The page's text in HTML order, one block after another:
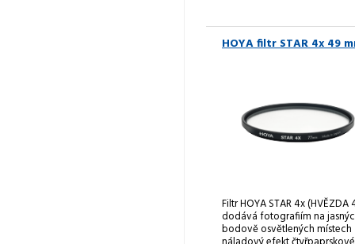
HOYA filtr STAR 4x 49
Filtr HOYA STAR 4x (HVĚZDA
dodává fotografiím na
bodově osvětlených místech